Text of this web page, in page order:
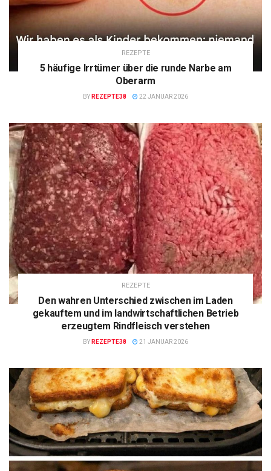
REZEPTE
5 häufige Irrtümer über die runde Narbe am
Oberarm
BY REZEPTE38 22 JANUAR 2026
REZEPTE
Den wahren Unterschied zwischen im Laden
gekauftem und im landwirtschaftlichen Betrieb
erzeugtem Rindfleisch verstehen
BY REZEPTE38 21 JANUAR 2026